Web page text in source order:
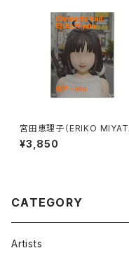
宮田恵理子（ERIKO
Chronicle Void
¥3,850
CATEGORY
Artists